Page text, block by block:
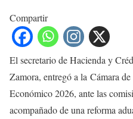
Compartir
El secretario de Hacienda y
Zamora, entregó a la Cámara
Económico 2026, ante las
acompañado de una reforma